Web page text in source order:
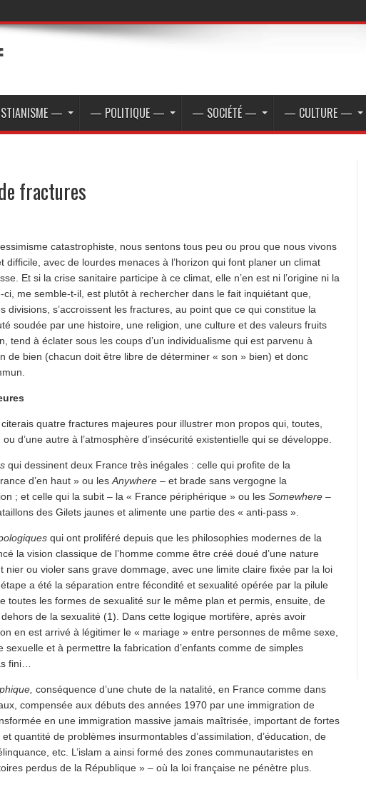
— — POLITIQUE — — SOCIÉTÉ — — CULTURE —
fractures
catastrophiste, nous sentons tous peu ou prou que nous vivons
difficile, avec de lourdes menaces à l’horizon qui font planer un climat
Et si la crise sanitaire participe à ce climat, elle n’en est ni l’origine ni la
ci, me semble-t-il, est plutôt à rechercher dans le fait inquiétant que,
divisions, s’accroissent les fractures, au point que ce qui constitue la
soudée par une histoire, une religion, une culture et des valeurs fruits
tend à éclater sous les coups d’un individualisme qui est parvenu à
de bien (chacun doit être libre de déterminer « son » bien) et donc
quatre fractures majeures pour illustrer mon propos qui, toutes,
d’une autre à l’atmosphère d’insécurité existentielle qui se développe.
qui dessinent deux France très inégales : celle qui profite de la
d’en haut » ou les Anywhere – et brade sans vergogne la
; et celle qui la subit – la « France périphérique » ou les Somewhere –
des Gilets jaunes et alimente une partie des « anti-pass ».
qui ont proliféré depuis que les philosophies modernes de la
la vision classique de l’homme comme être créé doué d’une nature
nier ou violer sans grave dommage, avec une limite claire fixée par la loi
a été la séparation entre fécondité et sexualité opérée par la pilule
toutes les formes de sexualité sur le même plan et permis, ensuite, de
de la sexualité (1). Dans cette logique mortifère, après avoir
en est arrivé à légitimer le « mariage » entre personnes de même sexe,
sexuelle et à permettre la fabrication d’enfants comme de simples
fini…
conséquence d’une chute de la natalité, en France comme dans
compensée aux débuts des années 1970 par une immigration de
en une immigration massive jamais maîtrisée, important de fortes
quantité de problèmes insurmontables d’assimilation, d’éducation, de
etc. L’islam a ainsi formé des zones communautaristes en
perdus de la République » – où la loi française ne pénètre plus.